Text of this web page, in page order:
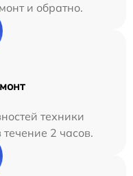
и обратно.
техники
2 часов.